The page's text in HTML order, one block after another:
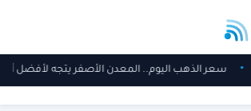
سعر الذهب اليوم.. المعدن الأصفر يتجه لأفضل أداء